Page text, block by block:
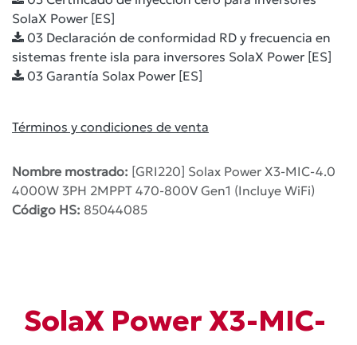
SolaX Power [ES]
03 Declaración de conformidad RD y frecuencia en
sistemas frente isla para inversores SolaX Power [ES]
03 Garantía Solax Power [ES]
Términos y condiciones de venta
Nombre mostrado: [GRI220] Solax Power X3-MIC-4.0
4000W 3PH 2MPPT 470-800V Gen1 (Incluye WiFi)
Código HS: 85044085
SolaX Power X3-MIC-